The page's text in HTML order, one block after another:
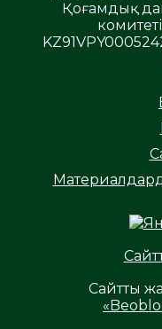
Қоғамдық
Сайтты